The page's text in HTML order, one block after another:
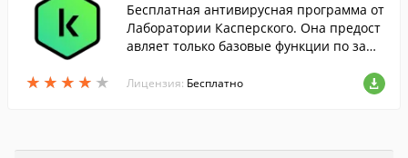
★ ★ ★ ★ ★
★ ★ ★ ★ ★
Бесплатная антивирусная программа от
Лаборатории Касперского. Она предост
авляет только базовые функции по защ
редоносных программ и веб-сайтов и об
дает функцией автоматического обновл
Лицензия: Бесплатно